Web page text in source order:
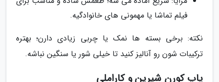
فیلم تماشا یا مهمونی های خانوادگیه.
نکته: برخی بسته ها نمک یا چربی زیادی دارن؛ بهتره
ترکیبات شون رو آنالیز کنید تا خیلی شور یا سنگین نباشه.
پاپ کورن شیرین و کاراملی